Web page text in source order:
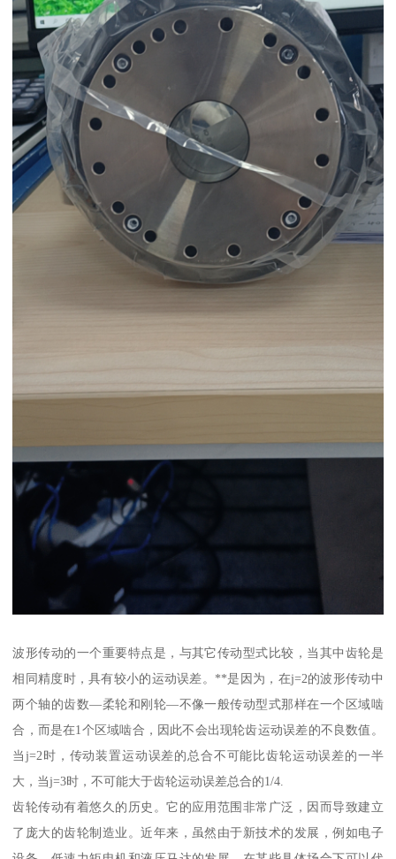
波形传动的一个重要特点是，与其它传动型式比较，当其中齿轮是
相同精度时，具有较小的运动误差。**是因为，在j=2的波形传动中
两个轴的齿数—柔轮和刚轮—不像一般传动型式那样在一个区域啮
合，而是在1个区域啮合，因此不会出现轮齿运动误差的不良数值。
当j=2时，传动装置运动误差的总合不可能比齿轮运动误差的一半
大，当j=3时，不可能大于齿轮运动误差总合的1/4.
齿轮传动有着悠久的历史。它的应用范围非常广泛，因而导致建立
了庞大的齿轮制造业。近年来，虽然由于新技术的发展，例如电子